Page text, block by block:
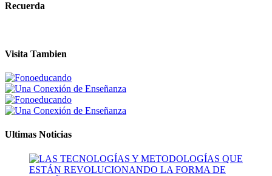
Recuerda
Visita Tambien
Ultimas Noticias